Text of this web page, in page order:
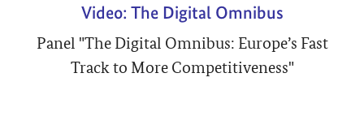
Video: The Digital Omnibus
Panel "The Digital Omnibus: Europe’s Fast
Track to More Competitiveness"